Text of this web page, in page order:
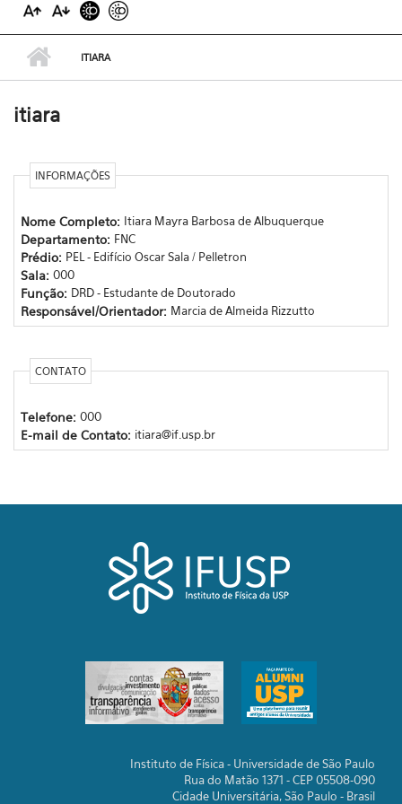
ITIARA
itiara
INFORMAÇÕES
Nome Completo: Itiara Mayra Barbosa de Albuquerque
Departamento: FNC
Prédio: PEL - Edifício Oscar Sala / Pelletron
Sala: 000
Função: DRD - Estudante de Doutorado
Responsável/Orientador: Marcia de Almeida Rizzutto
CONTATO
Telefone: 000
E-mail de Contato: itiara@if.usp.br
Instituto de Física - Universidade de São Paulo
Rua do Matão 1371 - CEP 05508-090
Cidade Universitária, São Paulo - Brasil